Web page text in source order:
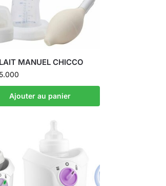
MANUEL CHICCO
Ajouter au panier